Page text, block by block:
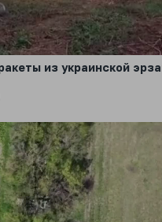
из украинской